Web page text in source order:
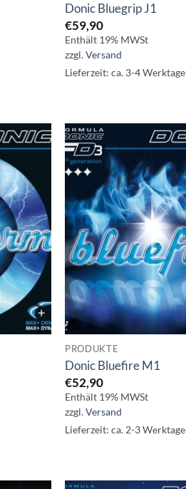
Donic Bluegrip J1
€59,90
Enthält 19% MWSt
zzgl.Versand
Lieferzeit: ca. 3-4 Werktage
PRODUKTE
Donic Bluefire M1
€52,90
Enthält 19% MWSt
zzgl.Versand
Lieferzeit: ca. 2-3 Werktage